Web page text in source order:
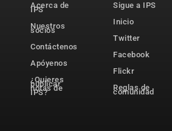
Acerca de
IPS
Nuestros
socios
Contáctenos
Apóyenos
¿Quieres
publicar
notas de
IPS?
Sigue a IPS
Inicio
Twitter
Facebook
Flickr
Reglas de
comunidad